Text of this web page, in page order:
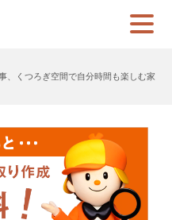
、くつろぎ空間で自分時間も楽しむ家